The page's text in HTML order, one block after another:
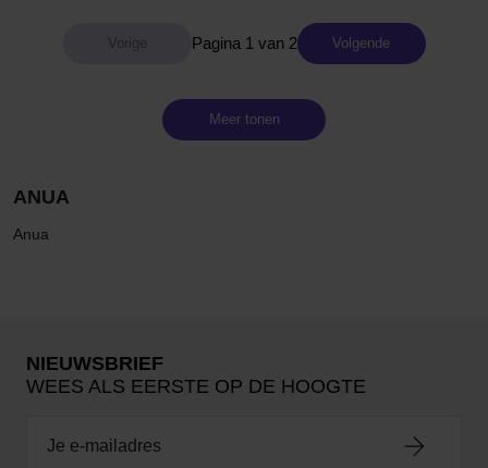
Pagina 1 van 2 Volgende
Meer tonen
ANUA
Anua
NIEUWSBRIEF
WEES ALS EERSTE OP DE HOOGTE